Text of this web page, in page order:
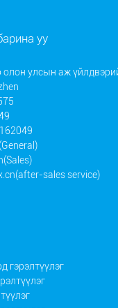
уу
олон улсын аж
sales service)
гэрэлтүүлэг